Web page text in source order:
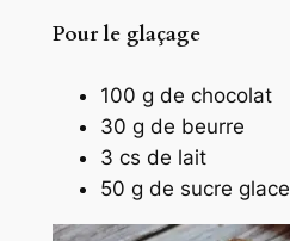
Pour le glaçage
100 g de chocolat
30 g de beurre
3 cs de lait
50 g de sucre glace